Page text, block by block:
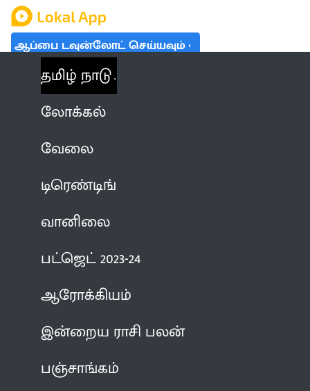
ஆப்பை டவுன்லோட் செய்யவும்
தமிழ் நாடு
லோக்கல்
வேலை
டிரெண்டிங்
வானிலை
பட்ஜெட் 2023-24
ஆரோக்கியம்
இன்றைய ராசி பலன்
பஞ்சாங்கம்